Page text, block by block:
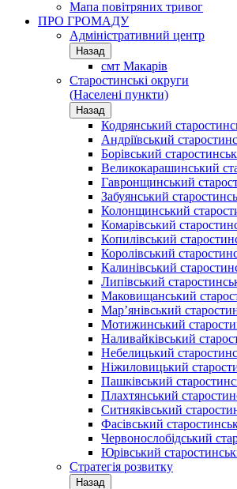
Мапа повітряних тривог
ПРО ГРОМАДУ
Aдміністративний центр
Назад
смт Макарів
Старостинські округи
(Населені пункти)
Назад
Кодрянський
Андріївський
Борівський
Великокарашинський
Гавронщинський
Забуянський
Колонщинський
Комарівський
Копилівський
Королівський
Калинівський
Липівський
Маковищанський
Мар’янівський
Мотижинський
Наливайківський
Небелицький
Ніжиловицький
Пашківський
Плахтянський
Ситняківський
Фасівський
Червонослобідський
Юрівський
Стратегія розвитку
Назад